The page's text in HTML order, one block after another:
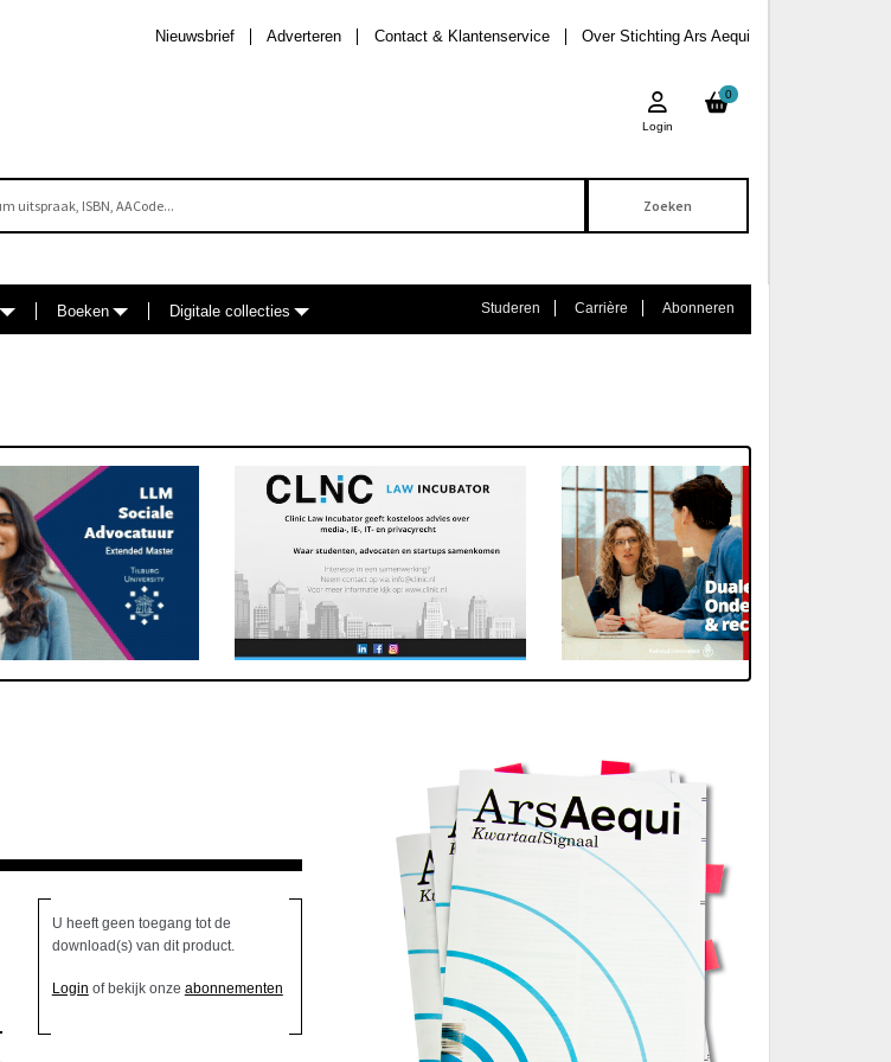
Over Stichting Ars Aequi
Contact & Klantenservice
Adverteren
Nieuwsbrief
0
Login
Boeken Digitale collecties Studeren Carrière Abonneren
U heeft geen toegang tot de
download(s) van dit product.
Login of bekijk onze abonnementen